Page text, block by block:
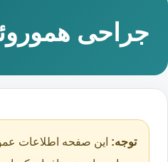
جراحی
توجه: این صفحه اطلاعات